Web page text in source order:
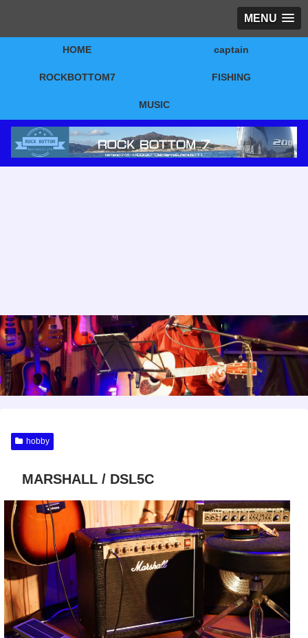
MENU
HOME captain
ROCKBOTTOM7 FISHING
MUSIC
hobby
MARSHALL / DSL5C